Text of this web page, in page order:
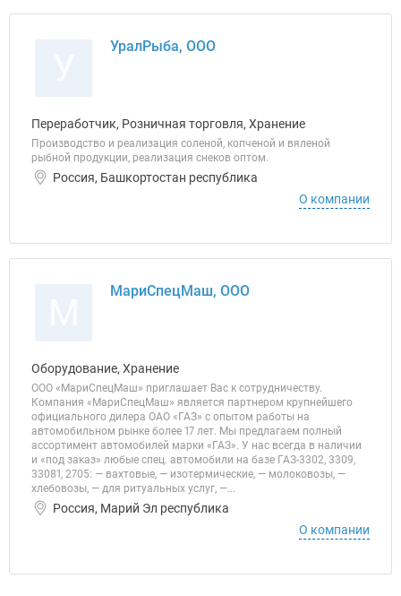
УралРыба, ООО
Переработчик, Розничная торговля, Хранение
Производство и реализация соленой, копченой и вяленой
рыбной продукции, реализация снеков оптом.
Россия, Башкортостан республика
О компании
МариСпецМаш, ООО
Оборудование, Хранение
ООО «МариСпецМаш» приглашает Вас к сотрудничеству.
Компания «МариСпецМаш» является партнером крупнейшего
официального дилера ОАО «ГАЗ» с опытом работы на
автомобильном рынке более 17 лет. Мы предлагаем полный
ассортимент автомобилей марки «ГАЗ». У нас всегда в наличии
и «под заказ» любые спец. автомобили на базе ГАЗ-3302, 3309,
33081, 2705: — вахтовые, — изотермические, — молоковозы, —
хлебовозы, — для ритуальных услуг, —...
Россия, Марий Эл республика
О компании